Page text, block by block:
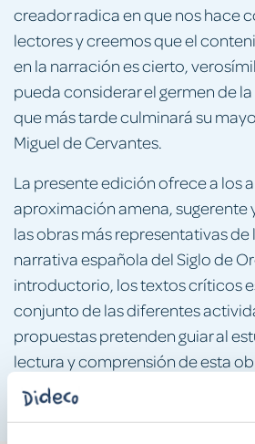
creador radica en que nos hace
lectores y creemos que el
en la narración es cierto,
pueda considerar el germen de
que más tarde culminará su
Miguel de Cervantes.
La presente edición ofrece a los
aproximación amena, sugerente
las obras más representativas de
narrativa española del Siglo de
introductorio, los textos críticos
conjunto de las diferentes
propuestas pretenden guiar al
lectura y comprensión de esta
Renacimiento.